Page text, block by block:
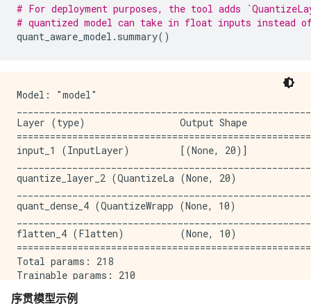
# For deployment purposes, the tool adds
# quantized model can take in float inputs instead
quant_aware_model . summary()
Model: "model"
Layer (type)                 Output Shape
input_1 (InputLayer)         [(None, 20)]
quantize_layer_2 (QuantizeLa (None, 20)
quant_dense_4 (QuantizeWrapp (None, 10)
flatten_4 (Flatten)          (None, 10)
Total params: 218
Trainable params: 210
Non-trainable params: 8
序贯模型示例